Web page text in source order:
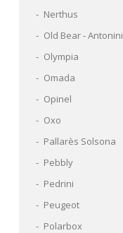
Nerthus
Old Bear - Antonini
Olympia
Omada
Opinel
Oxo
Pallarès Solsona
Pebbly
Pedrini
Peugeot
Polarbox